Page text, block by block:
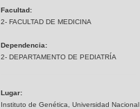
Facultad:
2- FACULTAD DE MEDICINA
Dependencia:
2- DEPARTAMENTO DE PEDIATRÍA
Lugar:
Instituto de Genética, Universidad Nacional